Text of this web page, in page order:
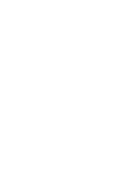
sp 0x7ffcb9f80e50